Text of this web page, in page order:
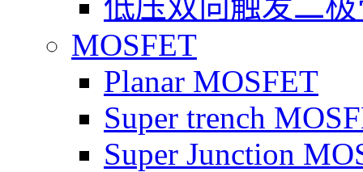
MOSFET
Planar MOSFET
Super trench
Super Junction